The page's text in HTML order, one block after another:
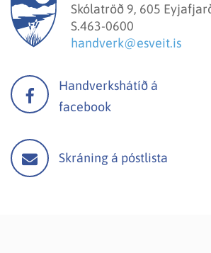
Skólatröð 9, 605
S.463-0600
handverk@esveit.is
Handverkshátíð á
facebook
Skráning á póstlista